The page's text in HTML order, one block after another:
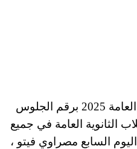
الاستعلام عن نتيجة الثانوية العامة 2025 برقم الجلوس
الثانوية العامة في جميع
السابع مصراوي فيتو ،